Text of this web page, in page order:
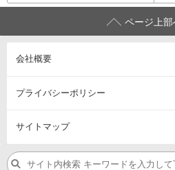
ページ上部
会社概要
プライバシーポリシー
サイトマップ